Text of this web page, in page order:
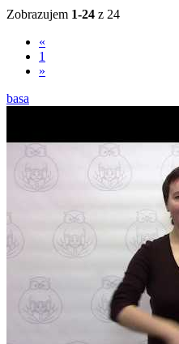
Zobrazujem 1-24 z 24
«
1
»
basa